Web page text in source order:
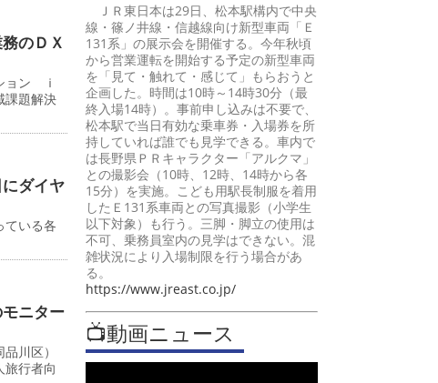
のＤＸ
ョン ｉ
題解決
ダイヤ
ている各
ニター
川区）
行者向
ＪＲ東日本は29日、松本駅構内で中央
線・篠ノ井線・信越線向け新型車両「Ｅ
131系」の展示会を開催する。今年秋頃
から営業運転を開始する予定の新型車両
を「見て・触れて・感じて」もらおうと
企画した。時間は10時～14時30分（最
終入場14時）。事前申し込みは不要で、
松本駅で当日有効な乗車券・入場券を所
持していれば誰でも見学できる。車内で
は長野県ＰＲキャラクター「アルクマ」
との撮影会（10時、12時、14時から各
15分）を実施。こども用駅長制服を着用
したＥ131系車両との写真撮影（小学生
以下対象）も行う。三脚・脚立の使用は
不可、乗務員室内の見学はできない。混
雑状況により入場制限を行う場合があ
る。
https://www.jreast.co.jp/
📺動画ニュース